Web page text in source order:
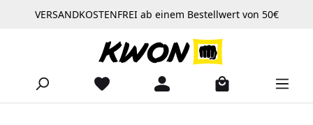
Zum Hauptinhalt springen
VERSANDKOSTENFREI ab einem Bestellwert von 50€